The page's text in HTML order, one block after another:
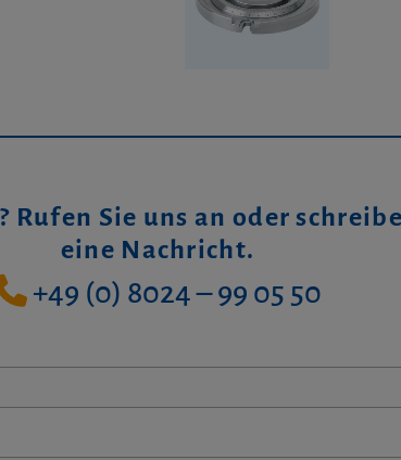
Rufen Sie uns an oder
eine Nachricht.
+49 (0) 8024 – 99 05 50